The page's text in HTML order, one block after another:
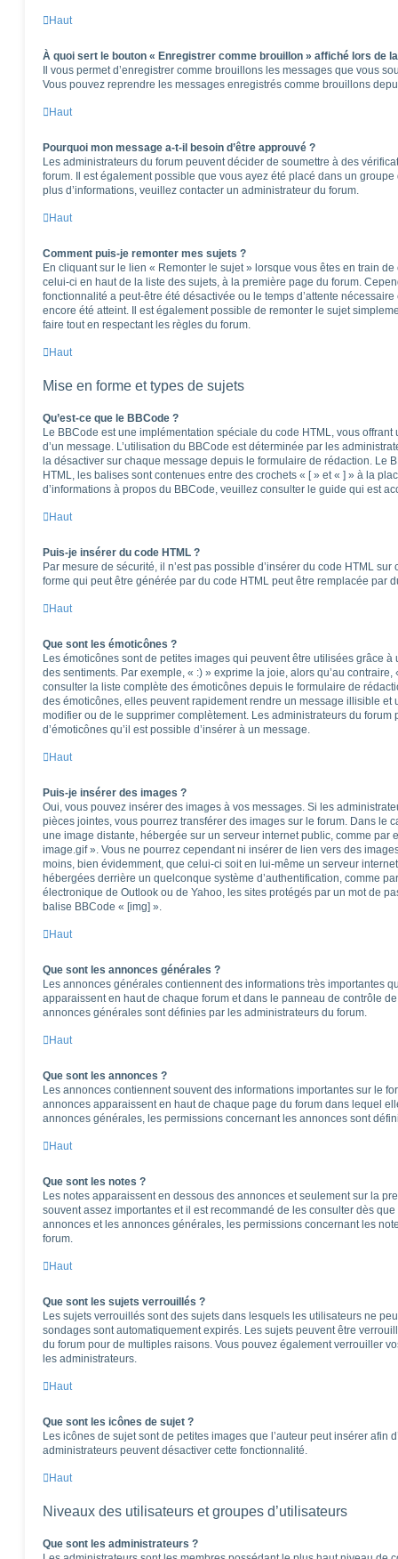
Haut
À quoi sert le bouton « Enregistrer comme brouillon » affiché lors de
Il vous permet d’enregistrer comme brouillons les messages que vous
Vous pouvez reprendre les messages enregistrés comme brouillons
Haut
Pourquoi mon message a-t-il besoin d’être approuvé ?
Les administrateurs du forum peuvent décider de soumettre à des
forum. Il est également possible que vous ayez été placé dans un
plus d’informations, veuillez contacter un administrateur du forum.
Haut
Comment puis-je remonter mes sujets ?
En cliquant sur le lien « Remonter le sujet » lorsque vous êtes en train
celui-ci en haut de la liste des sujets, à la première page du forum.
fonctionnalité a peut-être été désactivée ou le temps d’attente
encore été atteint. Il est également possible de remonter le sujet
faire tout en respectant les règles du forum.
Haut
Mise en forme et types de sujets
Qu’est-ce que le BBCode ?
Le BBCode est une implémentation spéciale du code HTML, vous
d’un message. L’utilisation du BBCode est déterminée par les
la désactiver sur chaque message depuis le formulaire de rédaction. Le
HTML, les balises sont contenues entre des crochets « [ » et « ] » à la
d’informations à propos du BBCode, veuillez consulter le guide qui est
Haut
Puis-je insérer du code HTML ?
Par mesure de sécurité, il n’est pas possible d’insérer du code HTML
forme qui peut être générée par du code HTML peut être remplacée par
Haut
Que sont les émoticônes ?
Les émoticônes sont de petites images qui peuvent être utilisées grâce à
des sentiments. Par exemple, « :) » exprime la joie, alors qu’au
consulter la liste complète des émoticônes depuis le formulaire de
des émoticônes, elles peuvent rapidement rendre un message illisible et
modifier ou de le supprimer complètement. Les administrateurs du
d’émoticônes qu’il est possible d’insérer à un message.
Haut
Puis-je insérer des images ?
Oui, vous pouvez insérer des images à vos messages. Si les
pièces jointes, vous pourrez transférer des images sur le forum. Dans le
une image distante, hébergée sur un serveur internet public, comme par
image.gif ». Vous ne pourrez cependant ni insérer de lien vers des
moins, bien évidemment, que celui-ci soit en lui-même un serveur
hébergées derrière un quelconque système d’authentification, comme
électronique de Outlook ou de Yahoo, les sites protégés par un mot de
balise BBCode « [img] ».
Haut
Que sont les annonces générales ?
Les annonces générales contiennent des informations très importantes
apparaissent en haut de chaque forum et dans le panneau de contrôle
annonces générales sont définies par les administrateurs du forum.
Haut
Que sont les annonces ?
Les annonces contiennent souvent des informations importantes sur le
annonces apparaissent en haut de chaque page du forum dans lequel
annonces générales, les permissions concernant les annonces sont
Haut
Que sont les notes ?
Les notes apparaissent en dessous des annonces et seulement sur la
souvent assez importantes et il est recommandé de les consulter dès
annonces et les annonces générales, les permissions concernant les
forum.
Haut
Que sont les sujets verrouillés ?
Les sujets verrouillés sont des sujets dans lesquels les utilisateurs ne
sondages sont automatiquement expirés. Les sujets peuvent être
du forum pour de multiples raisons. Vous pouvez également verrouiller
les administrateurs.
Haut
Que sont les icônes de sujet ?
Les icônes de sujet sont de petites images que l’auteur peut insérer afin
administrateurs peuvent désactiver cette fonctionnalité.
Haut
Niveaux des utilisateurs et groupes d’utilisateurs
Que sont les administrateurs ?